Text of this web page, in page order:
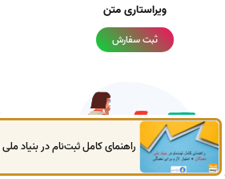
ویراستاری متن
ثبت سفارش
04133250787 راهنمای کامل ثبت‌نام در بنیاد